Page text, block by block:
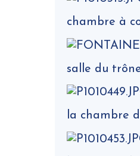
chambre à
salle du
la chambre